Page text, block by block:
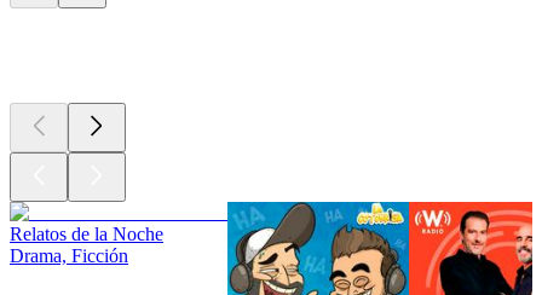
Relatos de la Noche
Drama, Ficción